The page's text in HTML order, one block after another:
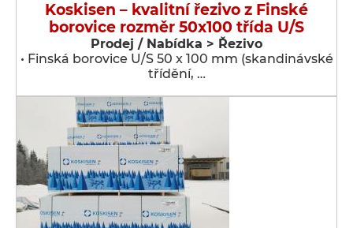
Koskisen – kvalitní řezivo z Finské
borovice rozměr 50x100 třída U/S
Prodej / Nabídka > Řezivo
• Finská borovice U/S 50 x 100 mm (skandinávské
třídění, …